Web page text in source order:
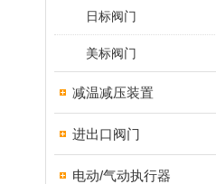
日标阀门
美标阀门
减温减压装置
进出口阀门
电动/气动执行器